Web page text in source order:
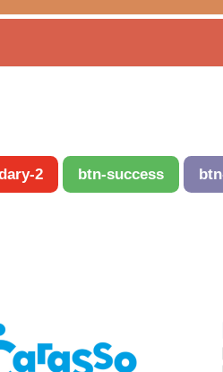
2 btn-success